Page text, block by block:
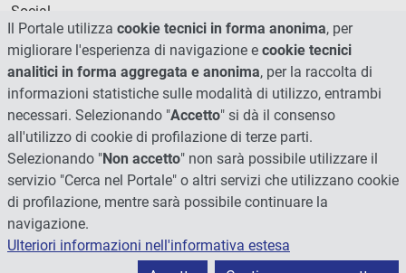
Social
Il Portale utilizza cookie tecnici in forma anonima, per
migliorare l'esperienza di navigazione e cookie tecnici
analitici in forma aggregata e anonima, per la raccolta di
informazioni statistiche sulle modalità di utilizzo, entrambi
necessari. Selezionando "Accetto" si dà il consenso
all'utilizzo di cookie di profilazione di terze parti.
Selezionando "Non accetto" non sarà possibile utilizzare il
servizio "Cerca nel Portale" o altri servizi che utilizzano cookie
di profilazione, mentre sarà possibile continuare la
navigazione.
Ulteriori informazioni nell'informativa estesa